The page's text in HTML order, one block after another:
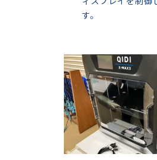
す。